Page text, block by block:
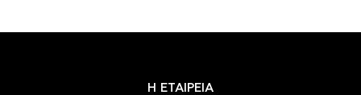
Η ΕΤΑΙΡΕΙΑ